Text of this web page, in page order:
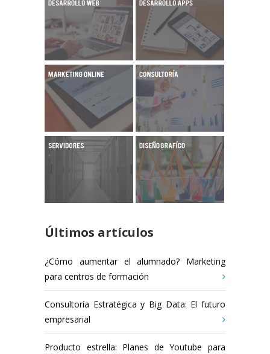
Últimos artículos
¿Cómo aumentar el alumnado? Marketing
para centros de formación
Consultoría Estratégica y Big Data: El futuro
empresarial
Producto estrella: Planes de Youtube para